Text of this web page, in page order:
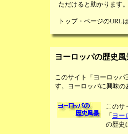
ただけると助かります
トップ・ページのURL
ヨーロッパの歴史風
このサイト「ヨーロッ
す。ヨーロッパに興味
このサ
「 ヨー
の歴史